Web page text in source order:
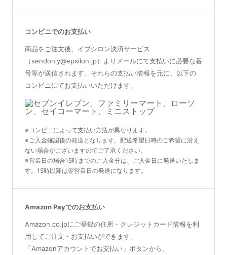
コンビニでのお支払い
商品をご注文後、イプシロン決済サービス
（sendonly@epsilon.jp）よりメールにて支払いに必要な番
号等が送信されます。それらの支払い情報を元に、以下の
コンビニにてお支払いいただけます。
※コンビニによって支払い方法が異なります。
※ご入金確認後の発送となります。配送希望日時のご希望に沿え
ない場合がございますのでご了承ください。
※営業日の場合15時までのご入金分は、ご入金日に発送いたしま
す。15時以降は翌営業日の発送になります。
Amazon Payでのお支払い
Amazon.co.jpにご登録の住所・クレジットカード情報を利
用してご注文・お支払いができます。
「Amazonアカウントでお支払い」ボタンから、